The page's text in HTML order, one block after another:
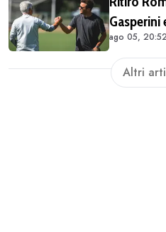
Gasperini
ago 05, 20:52
Altri